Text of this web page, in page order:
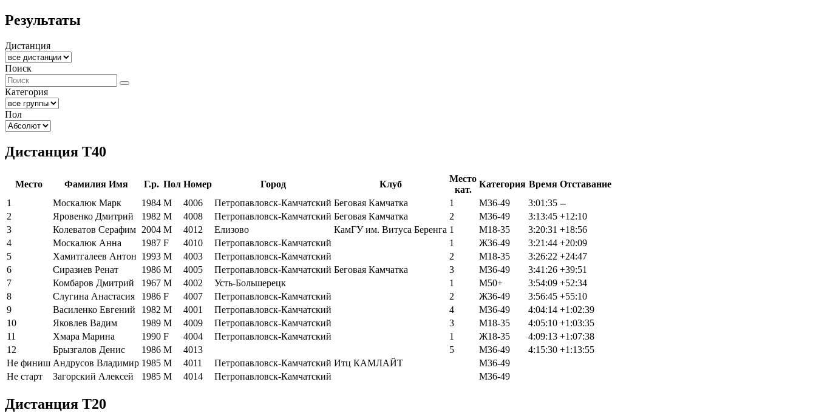
Результаты
Дистанция
Поиск
Категория
Пол
Дистанция Т40
Место Фамилия Имя Г.р. Пол Номер Город Клуб
Место
кат.
Категория Время Отставание
1
Москалюк Марк 1984 M 4006 Петропавловск-Камчатский Беговая Камчатка 1 М36-49 3:01:35 --
2
Яровенко Дмитрий 1982 M 4008 Петропавловск-Камчатский Беговая Камчатка 2 М36-49 3:13:45 +12:10
3
Колеватов Серафим 2004 M 4012 Елизово КамГУ им. Витуса Беренга 1 М18-35 3:20:31 +18:56
4
Москалюк Анна 1987 F 4010 Петропавловск-Камчатский 1 Ж36-49 3:21:44 +20:09
5
Хамитгалеев Антон 1993 M 4003 Петропавловск-Камчатский 2 М18-35 3:26:22 +24:47
6
Сиразиев Ренат 1986 M 4005 Петропавловск-Камчатский Беговая Камчатка 3 М36-49 3:41:26 +39:51
7
Комбаров Дмитрий 1967 M 4002 Усть-Большерецк 1 М50+ 3:54:09 +52:34
8
Слугина Анастасия 1986 F 4007 Петропавловск-Камчатский 2 Ж36-49 3:56:45 +55:10
9
Василенко Евгений 1982 M 4001 Петропавловск-Камчатский 4 М36-49 4:04:14 +1:02:39
10
Яковлев Вадим 1989 M 4009 Петропавловск-Камчатский 3 М18-35 4:05:10 +1:03:35
11
Хмара Марина 1990 F 4004 Петропавловск-Камчатский 1 Ж18-35 4:09:13 +1:07:38
12
Брызгалов Денис 1986 M 4013 5 М36-49 4:15:30 +1:13:55
Не финиш Андрусов Владимир 1985 M 4011 Петропавловск-Камчатский Итц КАМЛАЙТ
М36-49
Не старт
Загорский Алексей 1985 M 4014 Петропавловск-Камчатский М36-49
Дистанция Т20